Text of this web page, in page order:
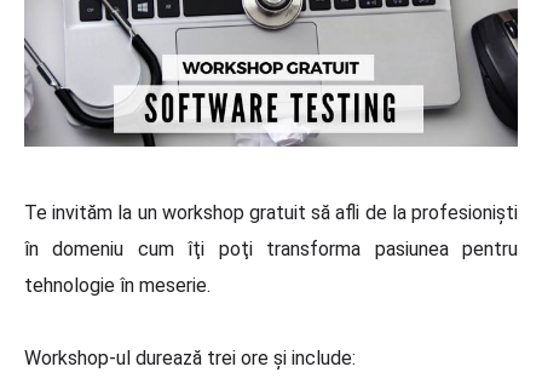
Te invităm la un workshop gratuit să afli de la profesionişti
în domeniu cum îţi poţi transforma pasiunea pentru
tehnologie în meserie.
Workshop-ul durează trei ore şi include: